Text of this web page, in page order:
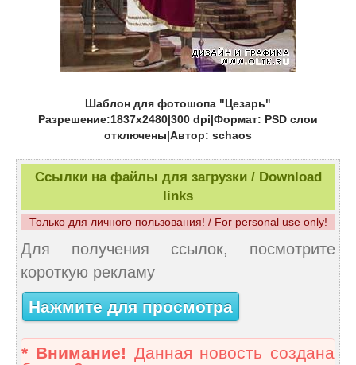
Шаблон для фотошопа "Цезарь"
Разрешение:1837х2480|300 dpi|Формат: PSD слои
отключены|Автор: schaos
Ссылки на файлы для загрузки / Download
links
Только для личного пользования! / For personal use only!
Для получения ссылок, посмотрите
короткую рекламу
Нажмите для просмотра
* Внимание! Данная новость создана